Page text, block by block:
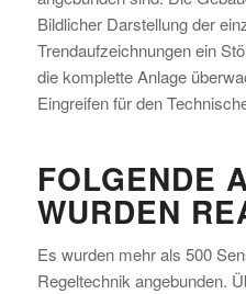
Bildlicher Darstellung der
Trendaufzeichnungen ein
die komplette Anlage
Eingreifen für den
FOLGENDE
WURDEN
Es wurden mehr als 500
Regeltechnik angebunden.